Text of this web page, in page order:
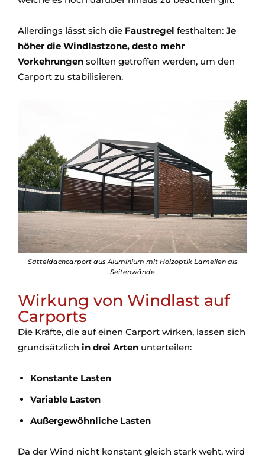
Allerdings lässt sich die Faustregel festhalten: Je
höher die Windlastzone, desto mehr
Vorkehrungen sollten getroffen werden, um den
Carport zu stabilisieren.
Satteldachcarport aus Aluminium mit Holzoptik Lamellen als
Seitenwände
Wirkung von Windlast auf
Carports
Die Kräfte, die auf einen Carport wirken, lassen sich
grundsätzlich in drei Arten unterteilen:
Konstante Lasten
Variable Lasten
Außergewöhnliche Lasten
Da der Wind nicht konstant gleich stark weht, wird